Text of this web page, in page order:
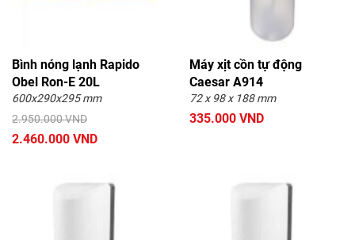
Bình nóng lạnh Rapido
Obel Ron-E 20L
600x290x295 mm
2.950.000 VND
2.460.000 VND
Máy xịt cồn tự động
Caesar A914
72 x 98 x 188 mm
335.000 VND